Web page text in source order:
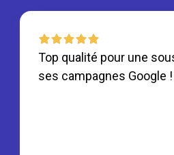
Top qualité pour une
ses campagnes Google !